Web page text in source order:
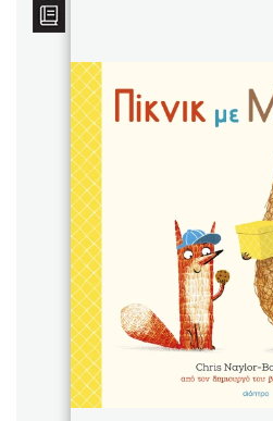
Χάρης Πολίτης
Καθρέφτης